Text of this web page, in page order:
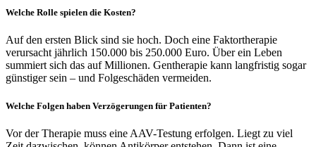
Welche Rolle spielen die Kosten?
Auf den ersten Blick sind sie hoch. Doch eine Faktortherapie
verursacht jährlich 150.000 bis 250.000 Euro. Über ein Leben
summiert sich das auf Millionen. Gentherapie kann langfristig sogar
günstiger sein – und Folgeschäden vermeiden.
Welche Folgen haben Verzögerungen für Patienten?
Vor der Therapie muss eine AAV-Testung erfolgen. Liegt zu viel